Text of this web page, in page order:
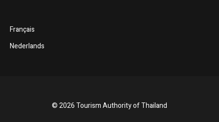
Français
Nederlands
© 2026 Tourism Authority of Thailand